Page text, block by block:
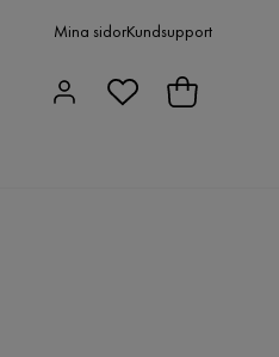
Mina sidorKundsupport